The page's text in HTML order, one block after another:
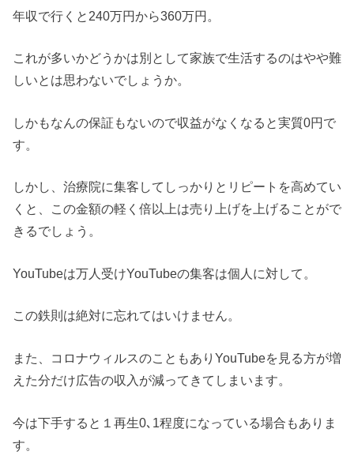
年収で行くと240万円から360万円。
これが多いかどうかは別として家族で生活するのはやや難
しいとは思わないでしょうか。
しかもなんの保証もないので収益がなくなると実質0円で
す。
しかし、治療院に集客してしっかりとリピートを高めてい
くと、この金額の軽く倍以上は売り上げを上げることがで
きるでしょう。
YouTubeは万人受けYouTubeの集客は個人に対して。
この鉄則は絶対に忘れてはいけません。
また、コロナウィルスのこともありYouTubeを見る方が増
えた分だけ広告の収入が減ってきてしまいます。
今は下手すると１再生0､1程度になっている場合もありま
す。